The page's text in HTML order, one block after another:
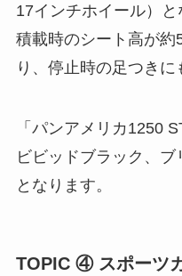
17インチホイール）
積載時のシート高が約
り、停止時の足つき
「パンアメリカ1250
ビビッドブラック、
となります。
TOPIC ④ スポーツ